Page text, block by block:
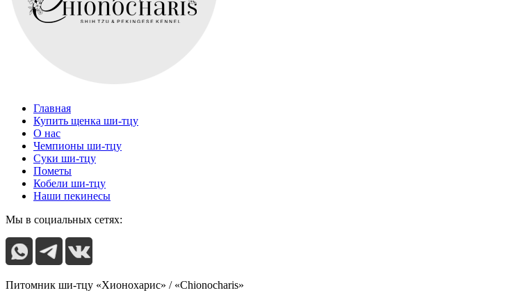
Главная
Купить щенка ши-тцу
О нас
Чемпионы ши-тцу
Суки ши-тцу
Пометы
Кобели ши-тцу
Наши пекинесы
Мы в социальных сетях:
Питомник ши-тцу «Хионохарис» / «Chionocharis»